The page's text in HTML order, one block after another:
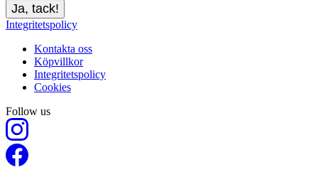
Ja, tack!
Integritetspolicy
Kontakta oss
Köpvillkor
Integritetspolicy
Cookies
Follow us